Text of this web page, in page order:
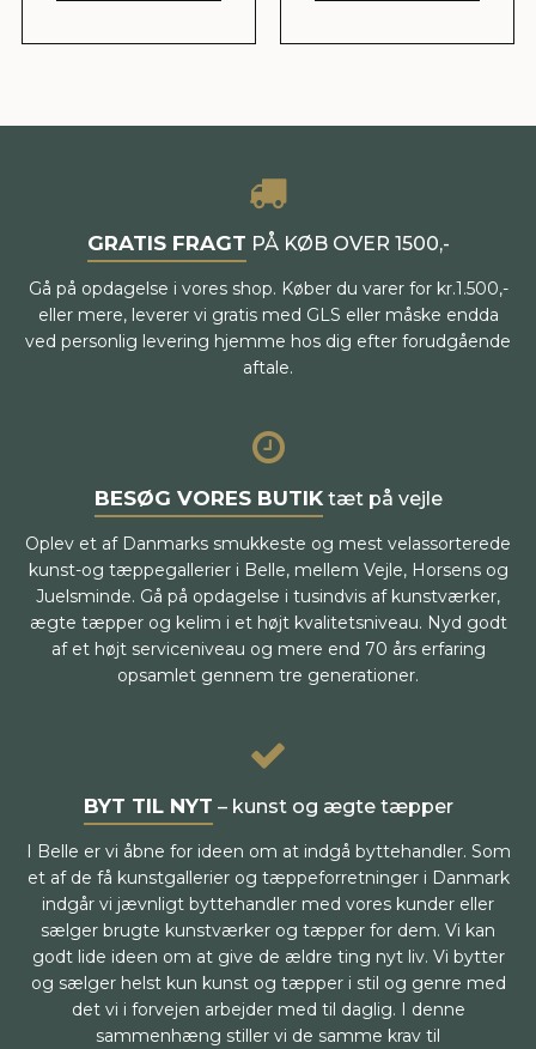
GRATIS FRAGT PÅ KØB OVER 1500,-
Gå på opdagelse i vores shop. Køber du varer for kr.1.500,-
eller mere, leverer vi gratis med GLS eller måske endda
ved personlig levering hjemme hos dig efter forudgående
aftale.
BESØG VORES BUTIKtæt på vejle
Oplev et af Danmarks smukkeste og mest velassorterede
kunst-og tæppegallerier i Belle, mellem Vejle, Horsens og
Juelsminde. Gå på opdagelse i tusindvis af kunstværker,
ægte tæpper og kelim i et højt kvalitetsniveau. Nyd godt
af et højt serviceniveau og mere end 70 års erfaring
opsamlet gennem tre generationer.
BYT TIL NYT – kunst og ægte tæpper
I Belle er vi åbne for ideen om at indgå byttehandler. Som
et af de få kunstgallerier og tæppeforretninger i Danmark
indgår vi jævnligt byttehandler med vores kunder eller
sælger brugte kunstværker og tæpper for dem. Vi kan
godt lide ideen om at give de ældre ting nyt liv. Vi bytter
og sælger helst kun kunst og tæpper i stil og genre med
det vi i forvejen arbejder med til daglig. I denne
sammenhæng stiller vi de samme krav til